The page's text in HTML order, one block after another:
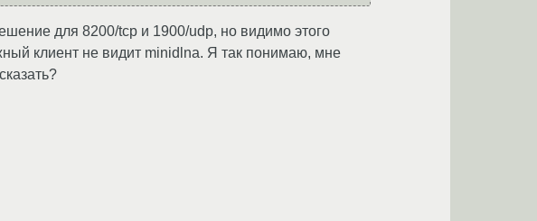
для 8200/tcp и 1900/udp, но видимо этого
клиент не видит minidlna. Я так понимаю, мне